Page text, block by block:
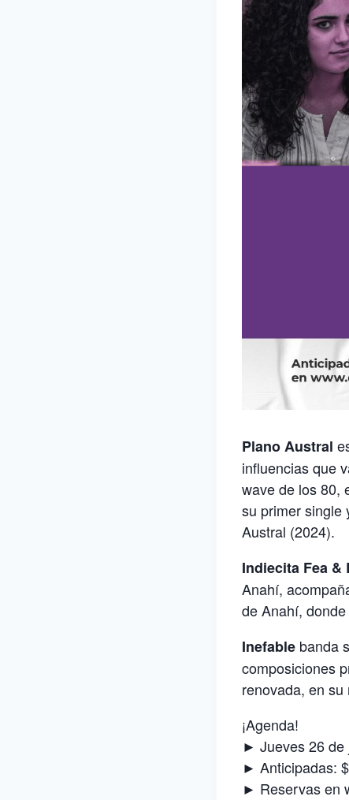
Plano Austral
influencias que
wave de los 80,
su primer single
Austral (2024).
Indiecita Fea &
Anahí,
de Anahí,
Inefable banda
composiciones
renovada, en
¡Agenda!
► Jueves 26 de
► Anticipadas:
► Reservas en